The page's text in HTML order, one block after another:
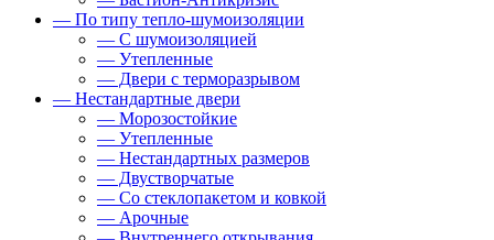
— По типу тепло-шумоизоляции
— С шумоизоляцией
— Утепленные
— Двери с терморазрывом
— Нестандартные двери
— Морозостойкие
— Утепленные
— Нестандартных размеров
— Двустворчатые
— Со стеклопакетом и ковкой
— Арочные